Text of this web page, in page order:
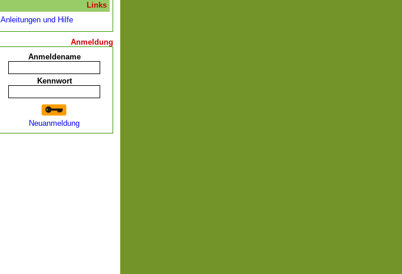
Links
Anleitungen und Hilfe
Anmeldung
Anmeldename
Kennwort
Neuanmeldung